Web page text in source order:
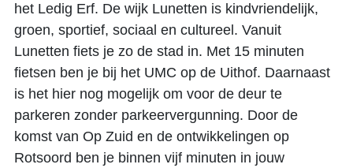
het Ledig Erf. De wijk Lunetten is kindvriendelijk,
groen, sportief, sociaal en cultureel. Vanuit
Lunetten fiets je zo de stad in. Met 15 minuten
fietsen ben je bij het UMC op de Uithof. Daarnaast
is het hier nog mogelijk om voor de deur te
parkeren zonder parkeervergunning. Door de
komst van Op Zuid en de ontwikkelingen op
Rotsoord ben je binnen vijf minuten in jouw